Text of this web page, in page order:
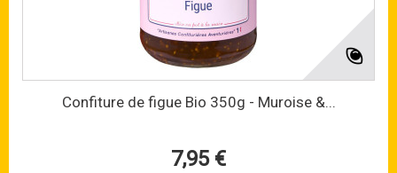
Confiture de figue Bio 350g - Muroise &...
7,95 €